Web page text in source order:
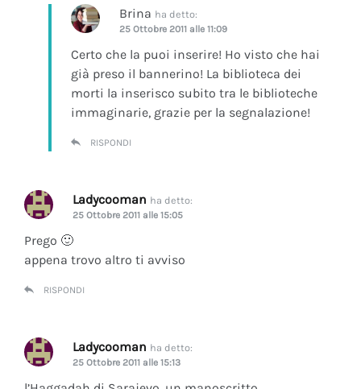
Brina ha detto:
25 Ottobre 2011 alle 11:09
Certo che la puoi inserire! Ho visto che hai
già preso il bannerino! La biblioteca dei
morti la inserisco subito tra le biblioteche
immaginarie, grazie per la segnalazione!
RISPONDI
Ladycooman ha detto:
25 Ottobre 2011 alle 15:05
Prego 🙂
appena trovo altro ti avviso
RISPONDI
Ladycooman ha detto:
25 Ottobre 2011 alle 15:13